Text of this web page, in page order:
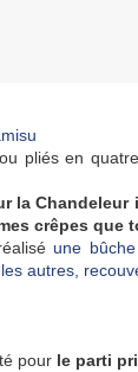
pliés en
la Chandeleur
crêpes que
une
autres,
pour le parti